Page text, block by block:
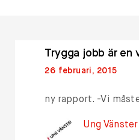
Trygga jobb är en
26 februari, 2015
ny rapport. -Vi
Ung Vänster